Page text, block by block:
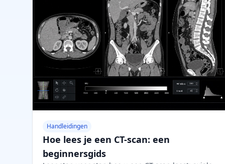
Handleidingen
Hoe lees je een CT-scan: een
beginnersgids